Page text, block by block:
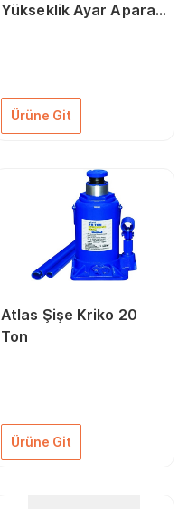
Yükseklik Ayar Aparatı
Ürüne Git
Atlas Şişe Kriko 20
Ton
Ürüne Git